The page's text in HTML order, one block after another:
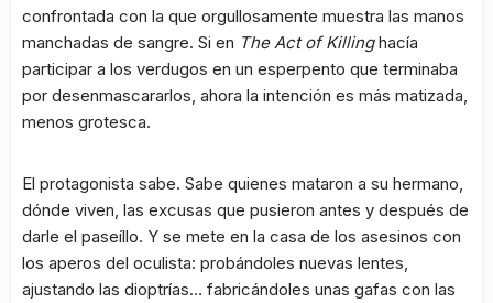
confrontada con la que orgullosamente muestra las manos
manchadas de sangre. Si en The Act of Killinghacía
participar a los verdugos en un esperpento que terminaba
por desenmascararlos, ahora la intención es más matizada,
menos grotesca.
El protagonista sabe. Sabe quienes mataron a su hermano,
dónde viven, las excusas que pusieron antes y después de
darle el paseíllo. Y se mete en la casa de los asesinos con
los aperos del oculista: probándoles nuevas lentes,
ajustando las dioptrías… fabricándoles unas gafas con las